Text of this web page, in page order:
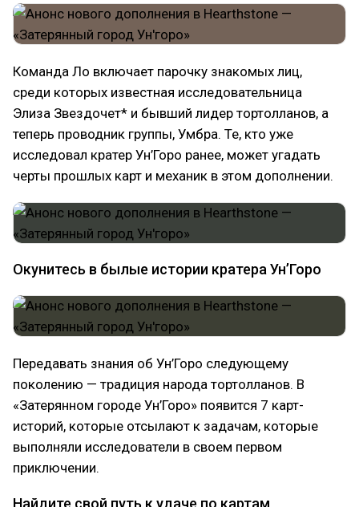
Команда Ло включает парочку знакомых лиц,
среди которых известная исследовательница
Элиза Звездочет* и бывший лидер тортолланов, а
теперь проводник группы, Умбра. Те, кто уже
исследовал кратер Ун’Горо ранее, может угадать
черты прошлых карт и механик в этом дополнении.
Окунитесь в былые истории кратера Ун’Горо
Передавать знания об Ун’Горо следующему
поколению — традиция народа тортолланов. В
«Затерянном городе Ун’Горо» появится 7 карт-
историй, которые отсылают к задачам, которые
выполняли исследователи в своем первом
приключении.
Найдите свой путь к удаче по картам